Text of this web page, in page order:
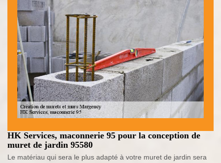
HK Services, maconnerie 95 pour la conception de
muret de jardin 95580
Le matériau qui sera le plus adapté à votre muret de jardin sera